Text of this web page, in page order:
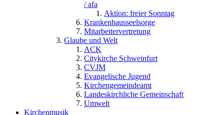
/ afa
Aktion: freier Sonntag
Krankenhausseelsorge
Mitarbeitervertretung
Glaube und Welt
ACK
Citykirche Schweinfurt
CVJM
Evangelische Jugend
Kirchengemeindeamt
Landeskirchliche Gemeinschaft
Umwelt
Kirchenmusik